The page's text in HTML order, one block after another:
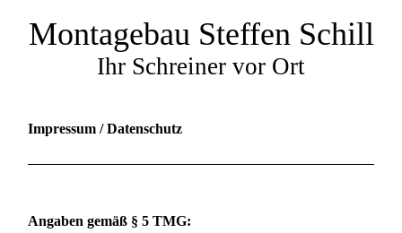
Montagebau Steffen Schill
Ihr Schreiner vor Ort
Impressum / Datenschutz
Angaben gemäß § 5 TMG: